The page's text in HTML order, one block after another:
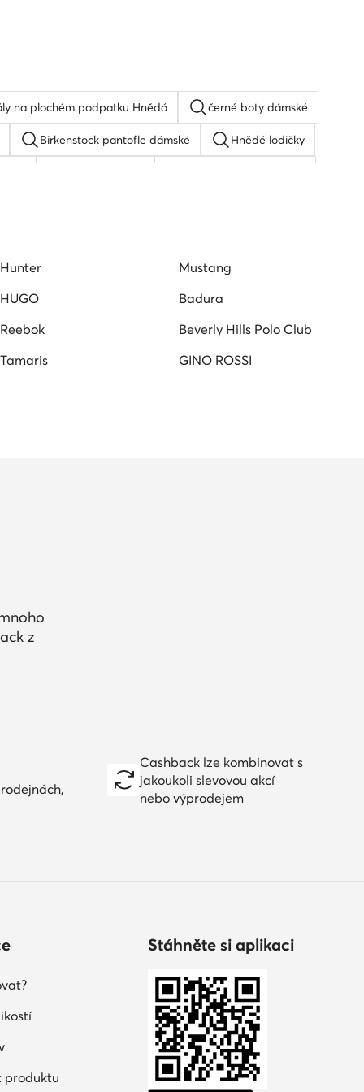
na plochém podpatku Hnědá černé boty dámské
Birkenstock pantofle dámské Hnědé lodičky
Hunter
Mustang
HUGO
Badura
Reebok
Beverly Hills Polo Club
Tamaris
GINO ROSSI
z
Cashback lze kombinovat s
jakoukoli slevovou akcí
nebo výprodejem
produktu
Stáhněte si aplikaci